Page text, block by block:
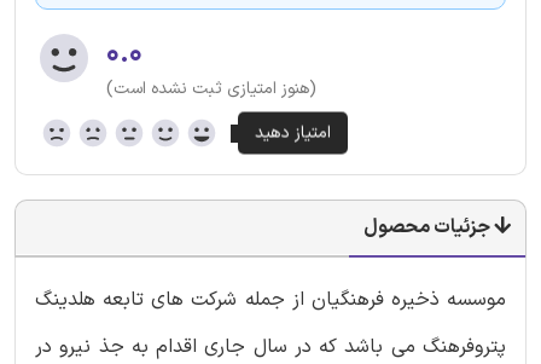
۰.۰
(هنوز امتیازی ثبت نشده است)
جزئیات محصول
موسسه ذخیره فرهنگیان از جمله شرکت های تابعه هلدینگ
پتروفرهنگ می باشد که در سال جاری اقدام به جذ نیرو در